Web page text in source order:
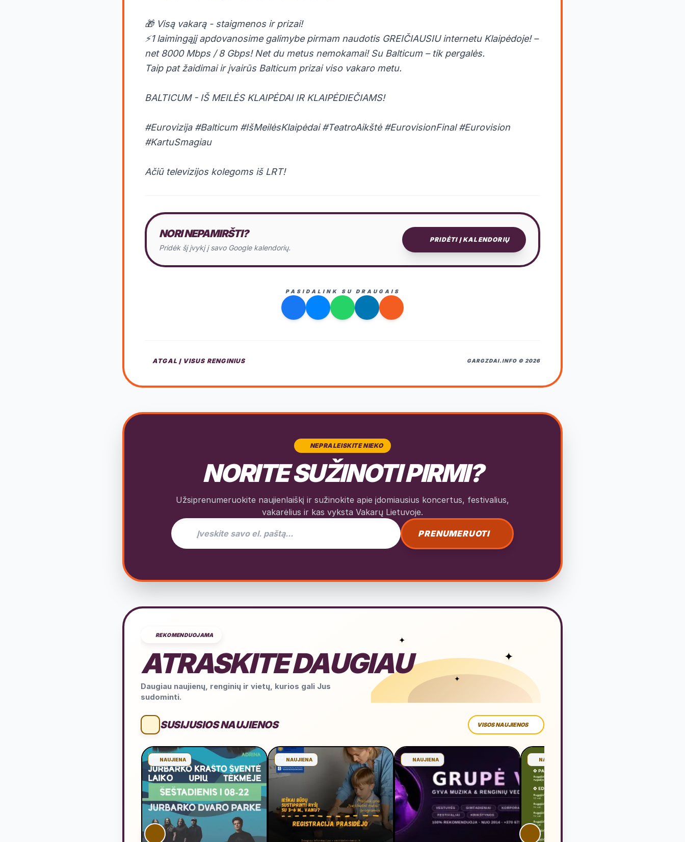
🎁 Visą vakarą - staigmenos ir prizai!
⚡1 laimingąjį apdovanosime galimybe pirmam naudotis GREIČIAUSIU internetu Klaipėdoje! –
net 8000 Mbps / 8 Gbps! Net du metus nemokamai! Su Balticum – tik pergalės.
Taip pat žaidimai ir įvairūs Balticum prizai viso vakaro metu.
BALTICUM - IŠ MEILĖS KLAIPĖDAI IR KLAIPĖDIEČIAMS!
#Eurovizija #Balticum #IšMeilėsKlaipėdai #TeatroAikštė #EurovisionFinal #Eurovision
#KartuSmagiau
Ačiū televizijos kolegoms iš LRT!
NORI NEPAMIRŠTI?
Pridėk šį įvykį į savo Google kalendorių.
PRIDĖTI Į KALENDORIŲ
PASIDALINK SU DRAUGAIS
ATGAL Į VISUS RENGINIUS GARGZDAI.INFO © 2026
NEPRALEISKITE NIEKO
NORITE SUŽINOTI PIRMI?
Užsiprenumeruokite naujienlaiškį ir sužinokite apie įdomiausius koncertus, festivalius,
vakarėlius ir kas vyksta Vakarų Lietuvoje.
El. pašto adresas naujienlaiškiui
PRENUMERUOTI
REKOMENDUOJAMA
ATRASKITE DAUGIAU
Daugiau naujienų, renginių ir vietų, kurios gali Jus
sudominti.
✦
✦
✦
SUSIJUSIOS NAUJIENOS VISOS NAUJIENOS
NAUJIENA NAUJIENA NAUJIENA NAUJIENA